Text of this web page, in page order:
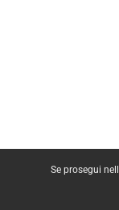
Se prosegui